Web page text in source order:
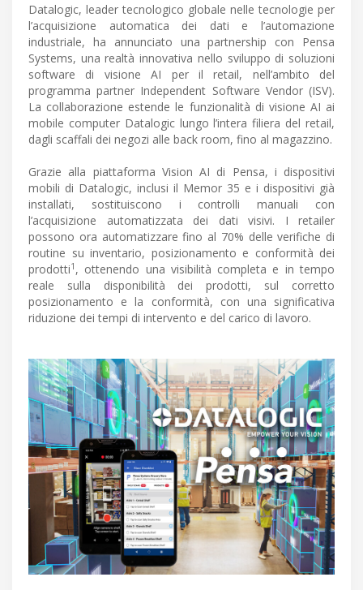
Datalogic, leader tecnologico globale nelle tecnologie per
l’acquisizione automatica dei dati e l’automazione
industriale, ha annunciato una partnership con Pensa
Systems, una realtà innovativa nello sviluppo di soluzioni
software di visione AI per il retail, nell’ambito del
programma partner Independent Software Vendor (ISV).
La collaborazione estende le funzionalità di visione AI ai
mobile computer Datalogic lungo l’intera filiera del retail,
dagli scaffali dei negozi alle back room, fino al magazzino.
Grazie alla piattaforma Vision AI di Pensa, i dispositivi
mobili di Datalogic, inclusi il Memor 35 e i dispositivi già
installati, sostituiscono i controlli manuali con
l’acquisizione automatizzata dei dati visivi. I retailer
possono ora automatizzare fino al 70% delle verifiche di
routine su inventario, posizionamento e conformità dei
prodotti1 , ottenendo una visibilità completa e in tempo
reale sulla disponibilità dei prodotti, sul corretto
posizionamento e la conformità, con una significativa
riduzione dei tempi di intervento e del carico di lavoro.